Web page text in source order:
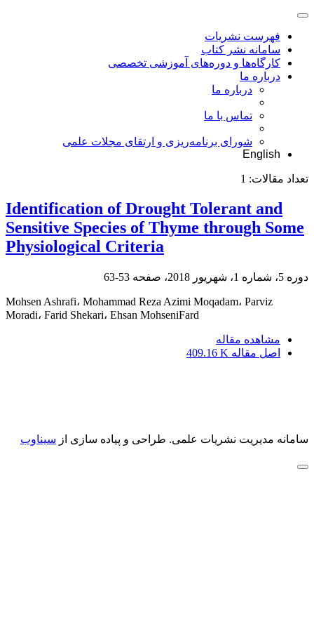
فهرست نشریات
سامانه نشر کتاب
کارگاه‌ها و دوره‌های آموزشی تخصصی
درباره ما
درباره ما
تماس با ما
شورای برنامه‌ریزی و ارتقای مجلات علمی
English
تعداد مقالات: 1
Identification of Drought Tolerant and
Sensitive Species of Thyme through Some
Physiological Criteria
دوره 5، شماره 1، شهریور 2018، صفحه 53-63
Mohsen Ashrafi، Mohammad Reza Azimi Moqadam، Parviz
Moradi، Farid Shekari، Ehsan MohseniFard
مشاهده مقاله
اصل مقاله 409.16 K
سامانه مدیریت نشریات علمی. طراحی و پیاده سازی از سیناوب